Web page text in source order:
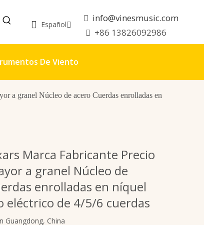
Español
 info@vinesmusic.com
 +86 13826092986
De Viento
a granel Núcleo de acero Cuerdas enrolladas en
Marca Fabricante Precio
a granel Núcleo de
enrolladas en níquel
eléctrico de 4/5/6 cuerdas
Guangdong, China